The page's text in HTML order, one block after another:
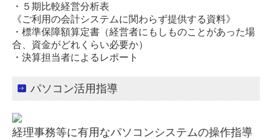
・５期比較経営分析表
《ご利用の会計システムに関わらず提供する資料》
・標準保障額算定書（経営者にもしものことがあった場
合、資金がどれくらい必要か）
・決算担当者によるレポート
パソコン活用指導
経理事務等に有用なパソコンシステムの操作指導